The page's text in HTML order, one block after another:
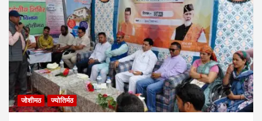
जोशीमठ ज्योतिर्मठ